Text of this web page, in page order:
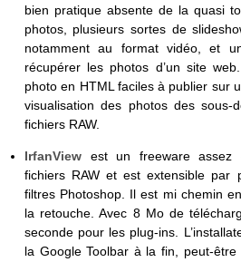
bien pratique absente de la quasi
photos, plusieurs sortes de
notamment au format vidéo, et
récupérer les photos d’un site
photo en HTML faciles à publier sur
visualisation des photos des
fichiers RAW.
IrfanView
est un freeware assez
fichiers RAW et est extensible par
filtres Photoshop. Il est mi chemin
la retouche. Avec 8 Mo de
seconde pour les plug-ins.
la Google Toolbar à la fin, peut-